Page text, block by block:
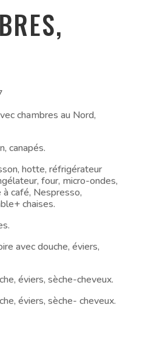
chambres au Nord,
canapés.
hotte, réfrigérateur
four, micro-ondes,
café, Nespresso,
chaises.
avec douche, éviers,
éviers, sèche-cheveux.
éviers, sèche- cheveux.